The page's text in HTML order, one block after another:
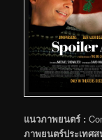
แนวภาพยนตร์ :
ภาพยนตร์ประเทศส